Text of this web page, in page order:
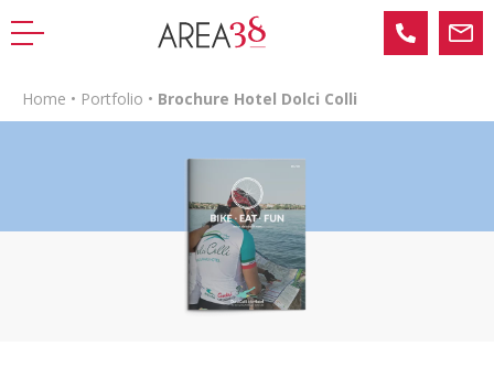
Home • Portfolio • Brochure Hotel Dolci Colli